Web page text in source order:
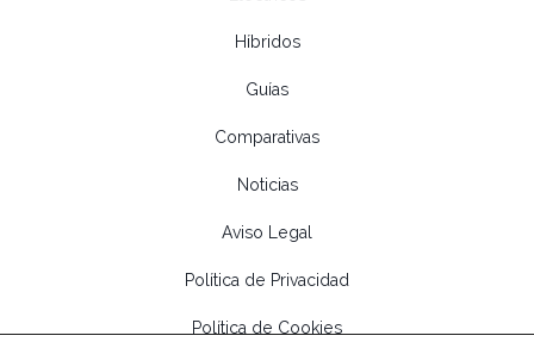
Híbridos
Guías
Comparativas
Noticias
Aviso Legal
Política de Privacidad
Política de Cookies